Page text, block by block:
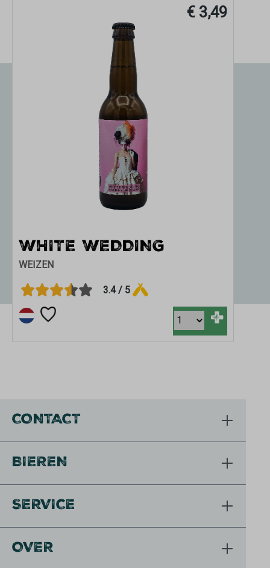
€ 3,49
WHITE WEDDING
WEIZEN
3.4 / 5
+
CONTACT
BIEREN
SERVICE
OVER